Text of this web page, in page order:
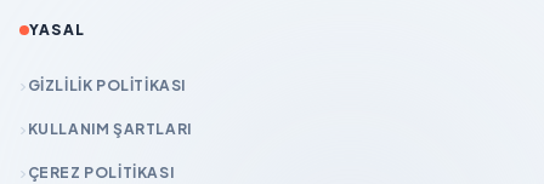
YASAL
GIZLILIK POLITIKASI
KULLANIM ŞARTLARI
ÇEREZ POLITIKASI